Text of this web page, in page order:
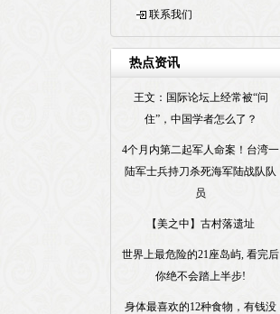
联系我们
热点资讯
王文：国际论坛上经常被“问
住”，中国学者怎么了？
4个月内第二起军人命案！台湾一
陆军士兵持刀杀死海军陆战队队
员
【美之中】古村落遗址
世界上最危险的21座岛屿, 看完后
你绝不会踏上半步!
身体最喜欢的12种食物，有钱没